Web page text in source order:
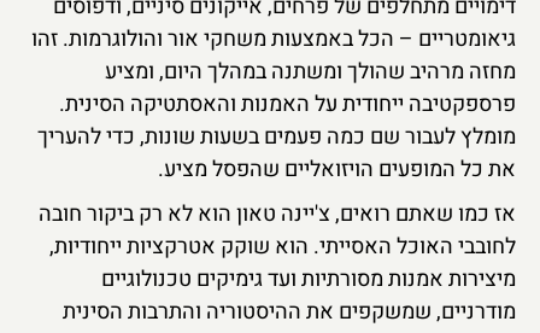
גיאומטריים – הכל באמצעות משחקי אור והולוגרמות. זהו
מחזה מרהיב שהולך ומשתנה במהלך היום, ומציע
פרספקטיבה ייחודית על האמנות והאסתטיקה הסינית.
מומלץ לעבור שם כמה פעמים בשעות שונות, כדי להעריך
את כל המופעים הויזואליים שהפסל מציע.
אז כמו שאתם רואים, צ'יינה טאון הוא לא רק ביקור חובה
לחובבי האוכל האסייתי. הוא שוקק אטרקציות ייחודיות,
מיצירות אמנות מסורתיות ועד גימיקים טכנולוגיים
מודרניים, שמשקפים את ההיסטוריה והתרבות הסינית